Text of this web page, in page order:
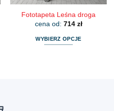
Fototapeta Leśna droga
cena od: 714 zł
WYBIERZ OPCJE